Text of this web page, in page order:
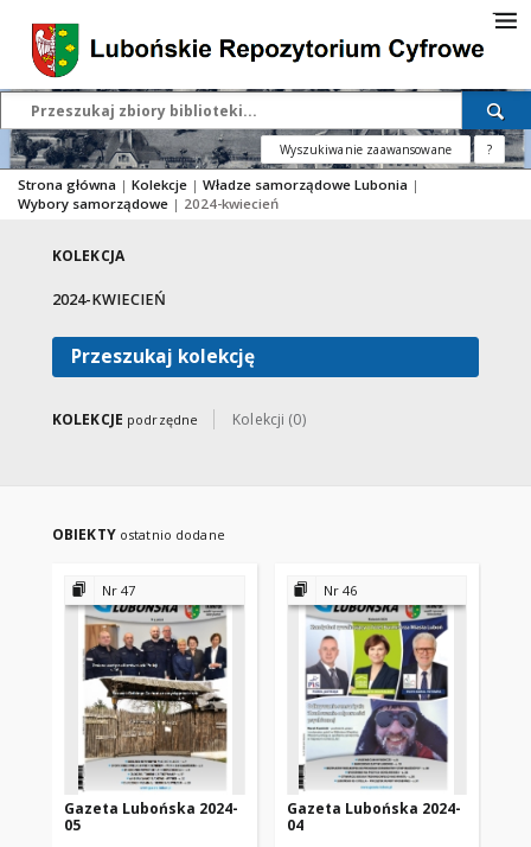
Wyszukiwanie zaawansowane ?
Strona główna | Kolekcje | Władze samorządowe Lubonia |
Wybory samorządowe | 2024-kwiecień
KOLEKCJA
2024-KWIECIEŃ
Przeszukaj kolekcję
KOLEKCJE podrzędne Kolekcji (0)
OBIEKTY ostatnio dodane
Nr 47
Gazeta Lubońska 2024-
05
Nr 46
Gazeta Lubońska 2024-
04